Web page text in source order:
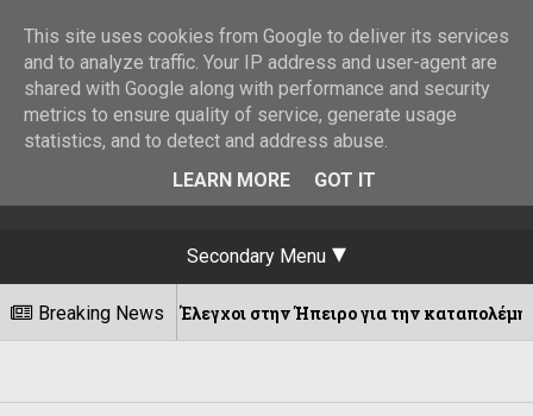
Secondary Menu
Breaking News
Έλεγχοι στην Ήπειρο για την καταπολέμηση της
This site uses cookies from Google to deliver its services
and to analyze traffic. Your IP address and user-agent are
shared with Google along with performance and security
metrics to ensure quality of service, generate usage
statistics, and to detect and address abuse.
LEARN MORE
GOT IT